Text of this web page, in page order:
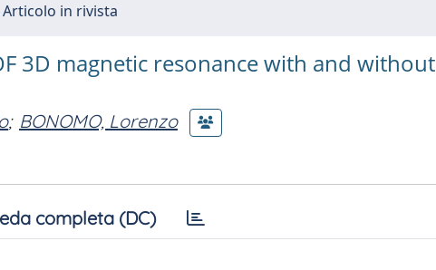
Articolo in rivista
3D magnetic resonance with and without
; BONOMO, Lorenzo
completa (DC)